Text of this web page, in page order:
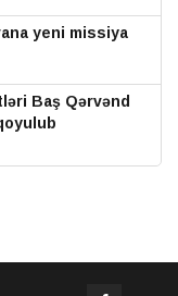
yeni missiya
Baş Qərvənd
çıxış